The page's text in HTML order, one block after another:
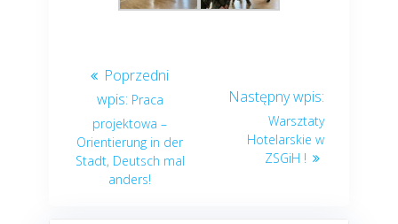
Praca
projektowa –
Orientierung in der
Stadt, Deutsch mal
anders!
Warsztaty
Hotelarskie w
ZSGiH !